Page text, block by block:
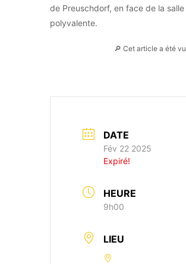
de Preuschdorf, en face de la salle
polyvalente.
🔎 Cet article a été vu
DATE
Fév 22 2025
Expiré!
HEURE
9h00
LIEU